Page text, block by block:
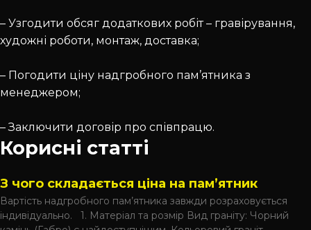
– Узгодити обсяг додаткових робіт – гравірування,
художні роботи, монтаж, доставка;
– Погодити ціну надгробного пам’ятника з
менеджером;
– Заключити договір про співпрацю.
Корисні статті
З чого складається ціна на пам’ятник
Вартість надгробного пам’ятника завжди розраховується
індивідуально. 1. Матеріал та розмір Вид граніту: Чорний